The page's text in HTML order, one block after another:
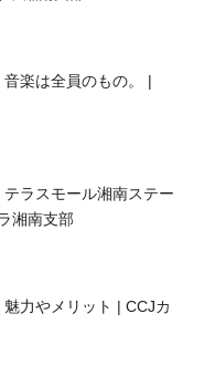
音楽は全員のもの。 |
テラスモール湘南ステー
湘南支部
力やメリット | CCJカ